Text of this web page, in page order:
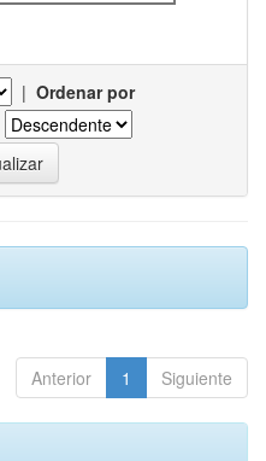
| Ordenar por
Anterior 1 Siguiente